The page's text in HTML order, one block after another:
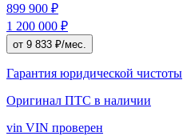
899 900 ₽
1 200 000 ₽
от 9 833 ₽/мес.
Гарантия юридической чистоты
Оригинал ПТС в наличии
vin VIN проверен